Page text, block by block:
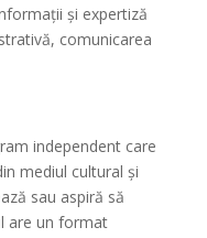
și expertiză
comunicarea
independent care
mediul cultural și
sau aspiră să
are un format